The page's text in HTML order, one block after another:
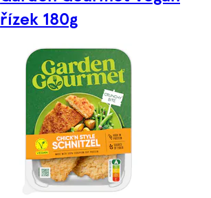
řízek 180g